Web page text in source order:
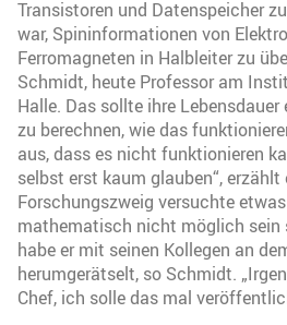
Transistoren und Datenspeicher
war, Spininformationen von
Ferromagneten in Halbleiter zu
Schmidt, heute Professor am
Halle. Das sollte ihre
zu berechnen, wie das
aus, dass es nicht funktionieren
selbst erst kaum glauben“, erzählt
Forschungszweig versuchte
mathematisch nicht möglich sein
habe er mit seinen Kollegen an
herumgerätselt, so Schmidt.
Chef, ich solle das mal